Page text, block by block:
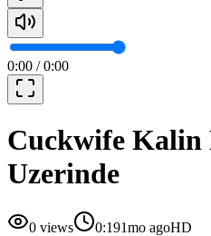
0:00 /0:00
Cuckwife Kalin
Uzerinde
0 views 0:191mo agoHD